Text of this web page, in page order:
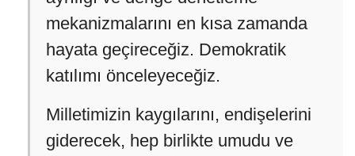
mekanizmalarını en kısa zamanda
hayata geçireceğiz. Demokratik
katılımı önceleyeceğiz.
Milletimizin kaygılarını, endişelerini
giderecek, hep birlikte umudu ve